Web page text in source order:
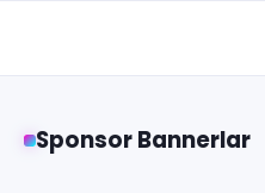
Sponsor Bannerlar